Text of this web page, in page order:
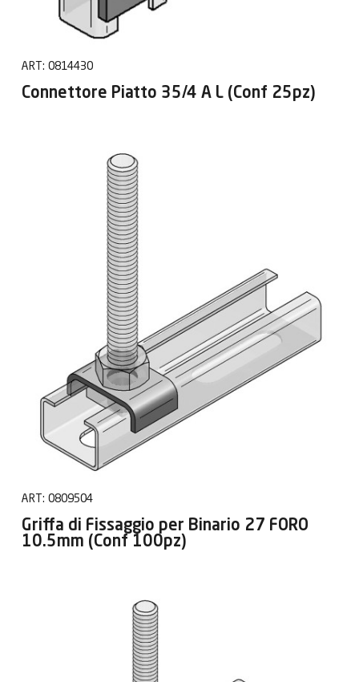
ART: 0814430
Connettore Piatto 35/4 A L (Conf 25pz)
ART: 0809504
Griffa di Fissaggio per Binario 27 FORO
10.5mm (Conf 100pz)